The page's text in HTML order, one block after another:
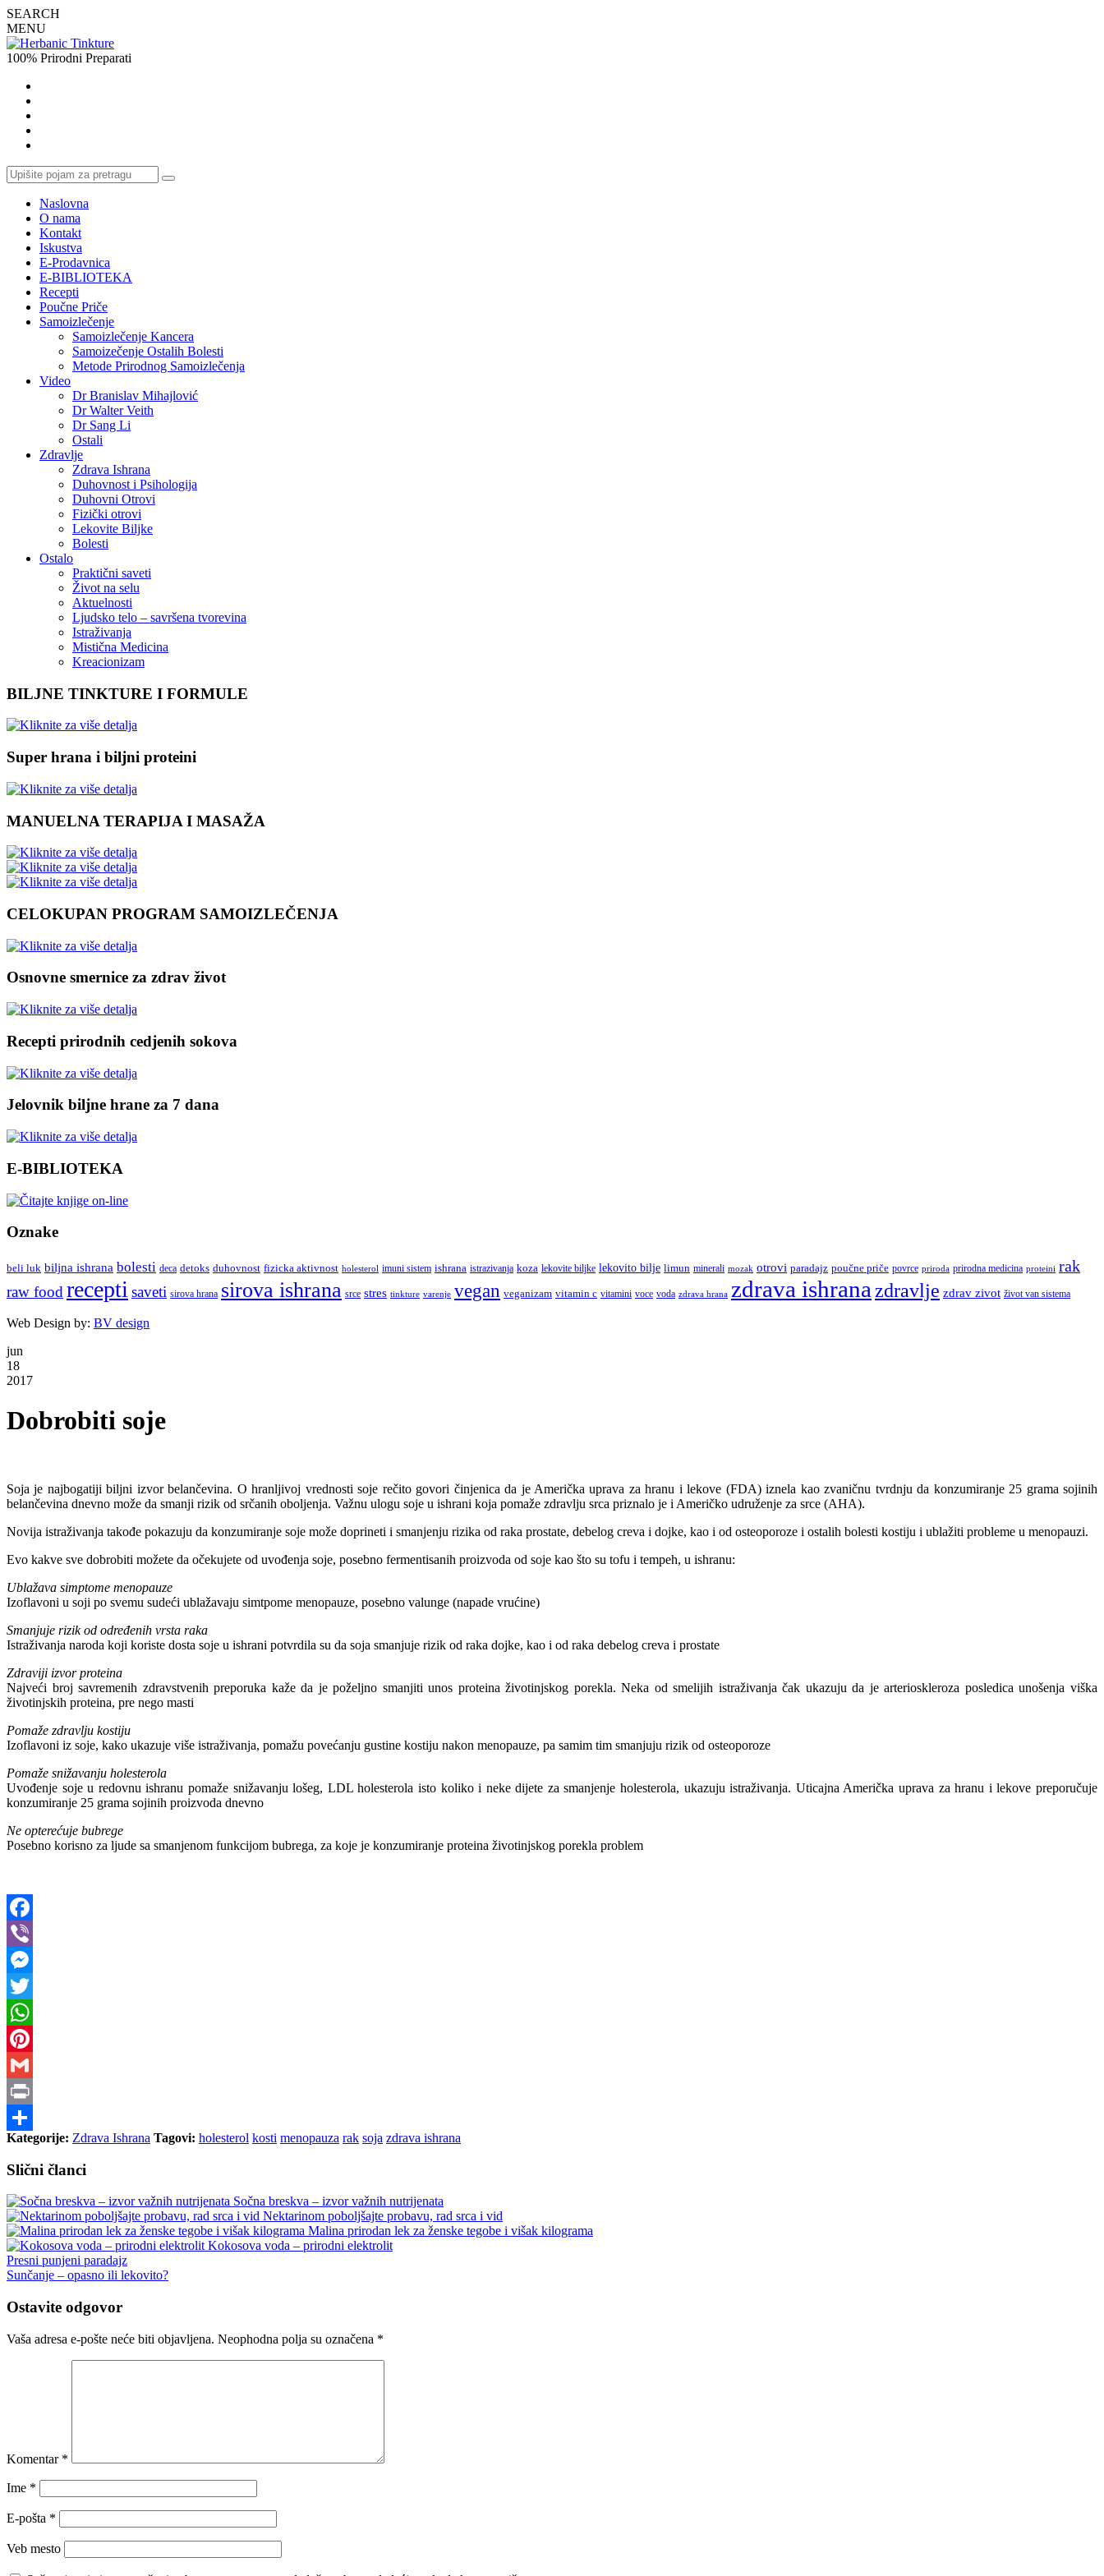
SEARCH
MENU
100% Prirodni Preparati
Naslovna
O nama
Kontakt
Iskustva
E-Prodavnica
E-BIBLIOTEKA
Recepti
Poučne Priče
Samoizlečenje
Samoizlečenje Kancera
Samoizečenje Ostalih Bolesti
Metode Prirodnog Samoizlečenja
Video
Dr Branislav Mihajlović
Dr Walter Veith
Dr Sang Li
Ostali
Zdravlje
Zdrava Ishrana
Duhovnost i Psihologija
Duhovni Otrovi
Fizički otrovi
Lekovite Biljke
Bolesti
Ostalo
Praktični saveti
Život na selu
Aktuelnosti
Ljudsko telo – savršena tvorevina
Istraživanja
Mistična Medicina
Kreacionizam
BILJNE TINKTURE I FORMULE
Super hrana i biljni proteini
MANUELNA TERAPIJA I MASAŽA
CELOKUPAN PROGRAM SAMOIZLEČENJA
Osnovne smernice za zdrav život
Recepti prirodnih cedjenih sokova
Jelovnik biljne hrane za 7 dana
E-BIBLIOTEKA
Oznake
beli luk biljna ishrana bolesti deca detoks duhovnost fizicka aktivnost holesterol imuni sistem ishrana istrazivanja koza lekovite biljke lekovito bilje limun minerali mozak otrovi paradajz poučne priče povrce priroda prirodna medicina proteini rak
raw food recepti saveti sirova hrana sirova ishrana srce stres tinkture varenje vegan veganizam vitamin c vitamini voce voda zdrava hrana zdrava ishrana zdravlje zdrav zivot život van sistema
Web Design by: BV design
jun
18
2017
Dobrobiti soje
Soja je najbogatiji biljni izvor belančevina. O hranljivoj vrednosti soje rečito govori činjenica da je Američka uprava za hranu i lekove (FDA) iznela kao zvaničnu tvrdnju da konzumiranje 25 grama sojinih
belančevina dnevno može da smanji rizik od srčanih oboljenja. Važnu ulogu soje u ishrani koja pomaže zdravlju srca priznalo je i Američko udruženje za srce (AHA).
Novija istraživanja takođe pokazuju da konzumiranje soje može doprineti i smanjenju rizika od raka prostate, debelog creva i dojke, kao i od osteoporoze i ostalih bolesti kostiju i ublažiti probleme u menopauzi.
Evo kakve sve dobrobiti možete da očekujete od uvođenja soje, posebno fermentisanih proizvoda od soje kao što su tofu i tempeh, u ishranu:
Ublažava simptome menopauze
Izoflavoni u soji po svemu sudeći ublažavaju simtpome menopauze, posebno valunge (napade vrućine)
Smanjuje rizik od određenih vrsta raka
Istraživanja naroda koji koriste dosta soje u ishrani potvrdila su da soja smanjuje rizik od raka dojke, kao i od raka debelog creva i prostate
Zdraviji izvor proteina
Najveći broj savremenih zdravstvenih preporuka kaže da je poželjno smanjiti unos proteina životinjskog porekla. Neka od smelijih istraživanja čak ukazuju da je arterioskleroza posledica unošenja viška
životinjskih proteina, pre nego masti
Pomaže zdravlju kostiju
Izoflavoni iz soje, kako ukazuje više istraživanja, pomažu povećanju gustine kostiju nakon menopauze, pa samim tim smanjuju rizik od osteoporoze
Pomaže snižavanju holesterola
Uvođenje soje u redovnu ishranu pomaže snižavanju lošeg, LDL holesterola isto koliko i neke dijete za smanjenje holesterola, ukazuju istraživanja. Uticajna Američka uprava za hranu i lekove preporučuje
konzumiranje 25 grama sojinih proizvoda dnevno
Ne opterećuje bubrege
Posebno korisno za ljude sa smanjenom funkcijom bubrega, za koje je konzumiranje proteina životinjskog porekla problem
Facebook
Viber
Messenger
Twitter
WhatsApp
Pinterest
Gmail
Print
Share
Kategorije: Zdrava Ishrana Tagovi: holesterol kosti menopauza rak soja zdrava ishrana
Slični članci
Sočna breskva – izvor važnih nutrijenata
Nektarinom poboljšajte probavu, rad srca i vid
Malina prirodan lek za ženske tegobe i višak kilograma
Kokosova voda – prirodni elektrolit
Presni punjeni paradajz
Sunčanje – opasno ili lekovito?
Ostavite odgovor
Vaša adresa e-pošte neće biti objavljena. Neophodna polja su označena *
Komentar *
Ime *
E-pošta *
Veb mesto